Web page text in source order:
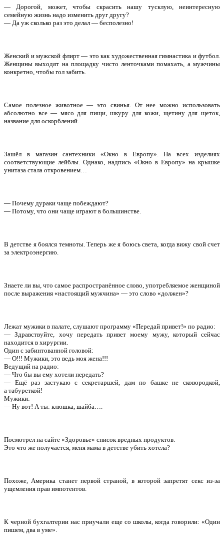
— Дорогой, может, чтобы скрасить нашу тусклую, неинтересную
семейную жизнь надо изменить друг другу?
— Да уж сколько раз это делал — бесполезно!
Женский и мужской флирт — это как художественная гимнастика и футбол.
Женщины выходят на площадку чисто ленточками помахать, а мужчины
конкретно, чтобы гол забить.
Самое полезное животное — это свинья. От нее можно использовать
абсолютно все — мясо для пищи, шкуру для кожи, щетину для щеток,
название для оскорблений.
Зашёл в магазин сантехники «Окно в Европу». На всех изделиях
соответствующие лейблы. Однако, надпись «Окно в Европу» на крышке
унитаза стала откровением…
— Почему дураки чаще побеждают?
— Потому, что они чаще играют в большинстве.
В детстве я боялся темноты. Теперь же я боюсь света, когда вижу свой счет
за электроэнергию.
Знаете ли вы, что самое распространённое слово, употребляемое женщиной
после выражения «настоящий мужчина» — это слово «должен»?
Лежат мужики в палате, слушают программу «Передай привет!» по радио:
— Здравствуйте, хочу передать привет моему мужу, который сейчас
находится в хирургии.
Один с забинтованной головой:
— О!!! Мужики, это ведь моя жена!!!
Ведущий на радио:
— Что бы вы ему хотели передать?
— Ещё раз застукаю с секретаршей, дам по башке не сковородкой,
а табуреткой!
Мужики:
— Ну вот! А ты: клюшка, шайба….
Посмотрел на сайте «Здоровье» список вредных продуктов.
Это что же получается, меня мама в детстве убить хотела?
Похоже, Америка станет первой страной, в которой запретят секс из-за
ущемления прав импотентов.
К черной бухгалтерии нас приучали еще со школы, когда говорили: «Один
пишем, два в уме».